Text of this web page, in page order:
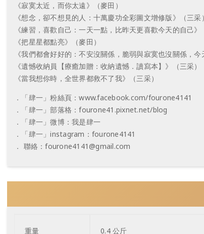
《寂寞太近，而你太遠》（麥田）
《想念，卻不想見的人：十萬慶功全彩圖文增修版》（三采）
《練習，喜歡自己：一天一點，比昨天更喜歡今天的自己》
《把星星都點亮》（麥田）
《我們都會好好的：不安沒關係，脆弱與寂寞也沒關係，今
《遺憾收納員【療癒加贈：收納遺憾．讀寫本】》（三采）
《當我想你時，全世界都救不了我》（三采）
．「肆一」粉絲頁：www.facebook.com/fourone4141
．「肆一」部落格：fourone41.pixnet.net/blog
．「肆一」微博：我是肆一
．「肆一」instagram：fourone4141
． 聯絡：fourone4141@gmail.com
重量 0.4 公斤